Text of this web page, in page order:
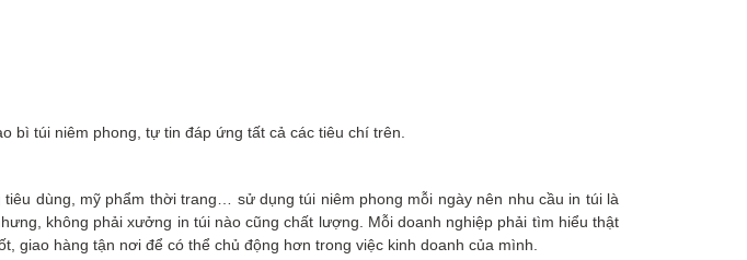
bì túi niêm phong, tự tin đáp ứng tất cả các tiêu chí trên.
dùng, mỹ phẩm thời trang… sử dụng túi niêm phong mỗi ngày nên nhu cầu in túi là
không phải xưởng in túi nào cũng chất lượng. Mỗi doanh nghiệp phải tìm hiểu thật
giao hàng tận nơi để có thể chủ động hơn trong việc kinh doanh của mình.